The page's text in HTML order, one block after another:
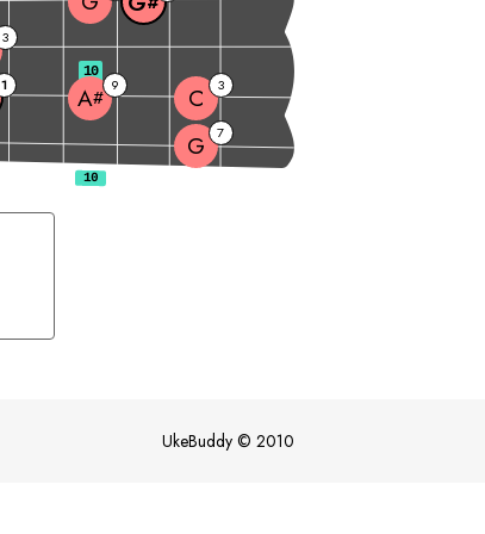
G 7
1 A# 9 C 3
3
10
UkeBuddy © 2010